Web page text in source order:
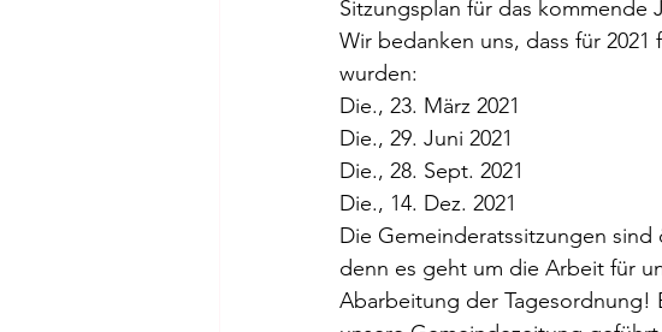
Sitzungsplan für das kommende
Wir bedanken uns, dass für
wurden:
Die., 23. März 2021
Die., 29. Juni 2021
Die., 28. Sept. 2021
Die., 14. Dez. 2021
Die Gemeinderatssitzungen
denn es geht um die Arbeit für
Abarbeitung der Tagesordnung!